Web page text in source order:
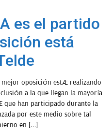
es el partido
está
mejor oposición está realizando
a la que llegan la mayoría
que han participado durante la
por este medio sobre tal
en […]